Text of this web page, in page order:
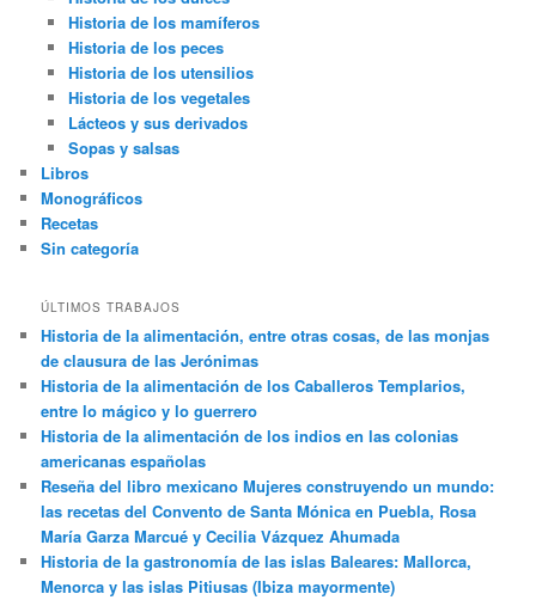
Historia de los mamíferos
Historia de los peces
Historia de los utensilios
Historia de los vegetales
Lácteos y sus derivados
Sopas y salsas
Libros
Monográficos
Recetas
Sin categoría
ÚLTIMOS TRABAJOS
Historia de la alimentación, entre otras cosas, de las monjas
de clausura de las Jerónimas
Historia de la alimentación de los Caballeros Templarios,
entre lo mágico y lo guerrero
Historia de la alimentación de los indios en las colonias
americanas españolas
Reseña del libro mexicano Mujeres construyendo un mundo:
las recetas del Convento de Santa Mónica en Puebla, Rosa
María Garza Marcué y Cecilia Vázquez Ahumada
Historia de la gastronomía de las islas Baleares: Mallorca,
Menorca y las islas Pitiusas (Ibiza mayormente)